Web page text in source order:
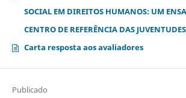
SOCIAL EM DIREITOS HUMANOS: UM
CENTRO DE REFERÊNCIA DAS JUVENTUDES
Carta resposta aos avaliadores
Publicado